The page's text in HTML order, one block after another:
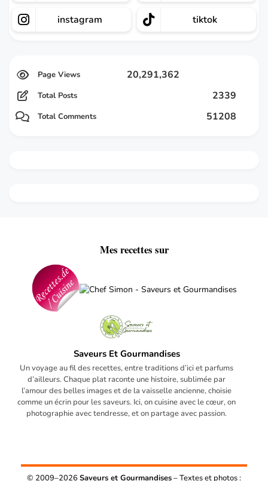
instagram tiktok
20,291,362
Total Posts 2339
Total Comments 51208
Mes recettes sur
Saveurs Et Gourmandises
Un voyage au fil des recettes, entre traditions d’ici et parfums
d’ailleurs. Chaque plat raconte une histoire, sublimée par
l’amour des belles images et de la vaisselle ancienne, choisie
comme un écrin pour les saveurs. Ici, on cuisine avec le cœur, on
photographie avec tendresse, et on partage avec passion.
© 2009–2026Saveurs et Gourmandises– Textes et photos :